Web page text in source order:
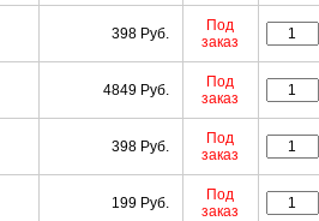
398 Руб.
Под
заказ
4849 Руб.
Под
заказ
398 Руб.
Под
заказ
199 Руб.
Под
заказ